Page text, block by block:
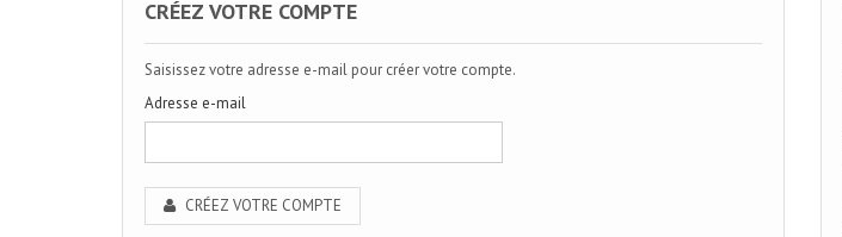
CRÉEZ VOTRE COMPTE
Saisissez votre adresse e-mail pour créer votre compte.
Adresse e-mail
CRÉEZ VOTRE COMPTE